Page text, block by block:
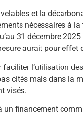
et la
nécessaires à
31 décembre
aurait pour effet
faciliter l’utilisation
cités mais dans la
visés.
financement